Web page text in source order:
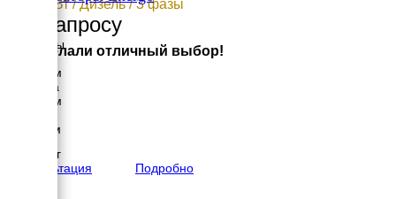
2200 кВт / Дизель / 3 фазы
По запросу
Размеры
6175 мм
Ширина
2494 мм
3115 мм
17217 кг
Консультация
Подробно
Вы сделали отличный выбор!